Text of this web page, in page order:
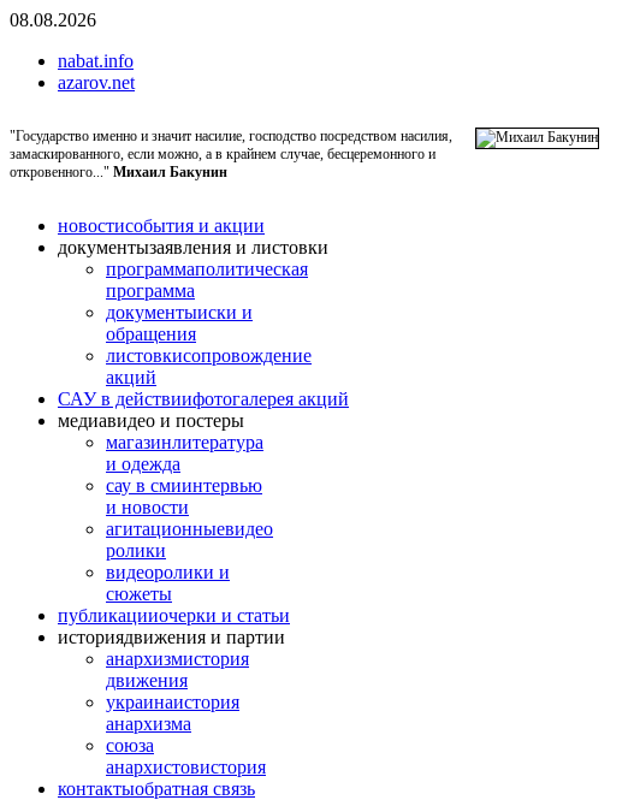
08.08.2026
nabat.info
azarov.net
"Государство именно и значит насилие, господство посредством насилия,
замаскированного, если можно, а в крайнем случае, бесцеремонного и
откровенного..." Михаил Бакунин
новостисобытия и акции
документызаявления и листовки
программаполитическая
программа
документыиски и
обращения
листовкисопровождение
акций
САУ в действиифотогалерея акций
медиавидео и постеры
магазинлитература
и одежда
сау в смиинтервью
и новости
агитационныевидео
ролики
видеоролики и
сюжеты
публикацииочерки и статьи
историядвижения и партии
анархизмистория
движения
украинаистория
анархизма
союза
анархистовистория
контактыобратная связь